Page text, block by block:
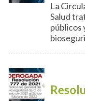
La
Salud
públicos